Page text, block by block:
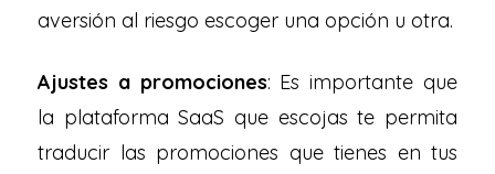
aversión al riesgo escoger una opción u otra.
Ajustes a promociones: Es importante que
la plataforma SaaS que escojas te permita
traducir las promociones que tienes en tus